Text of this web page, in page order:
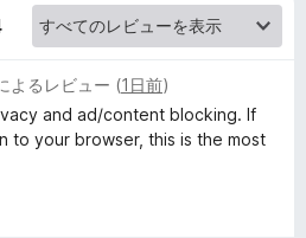
よるレビュー (1日前)
and ad/content blocking. If
to your browser, this is the most